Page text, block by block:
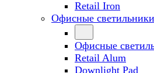
Retail Iron
Офисные светильники
Офисные
Retail Alum
Downlight Pad